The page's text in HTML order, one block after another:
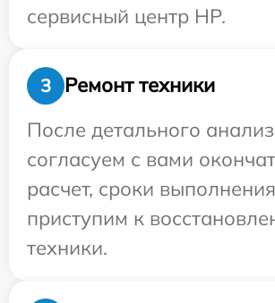
сервисный центр HP.
3
Ремонт техники
После детального
согласуем с вами
расчет, сроки
приступим к
техники.